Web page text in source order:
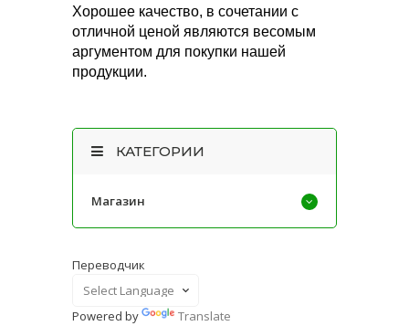
Хорошее качество, в сочетании с
отличной ценой являются весомым
аргументом для покупки нашей
продукции.
КАТЕГОРИИ
Магазин
Переводчик
Powered by Translate